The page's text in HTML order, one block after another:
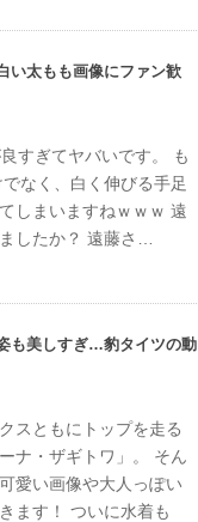
い太もも画像にファン歓
すぎてヤバいです。 も
なく、白く伸びる手足
しまいますねｗｗｗ 遠
したか？ 遠藤さ…
も美しすぎ…豹タイツの動
スともにトップを走る
ナ・ザギトワ」。 そん
愛い画像や大人っぽい
ます！ ついに水着も